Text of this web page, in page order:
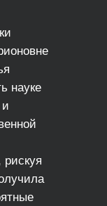
науке
рискуя